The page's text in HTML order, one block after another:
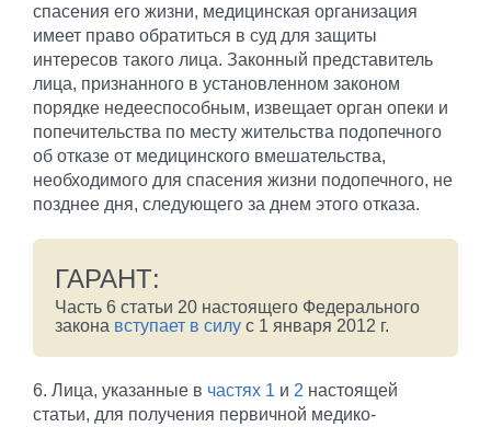
спасения его жизни, медицинская организация
имеет право обратиться в суд для защиты
интересов такого лица. Законный представитель
лица, признанного в установленном законом
порядке недееспособным, извещает орган опеки и
попечительства по месту жительства подопечного
об отказе от медицинского вмешательства,
необходимого для спасения жизни подопечного, не
позднее дня, следующего за днем этого отказа.
ГАРАНТ:
Часть 6 статьи 20 настоящего Федерального
закона вступает в силу с 1 января 2012 г.
6. Лица, указанные в частях 1 и 2 настоящей
статьи, для получения первичной медико-